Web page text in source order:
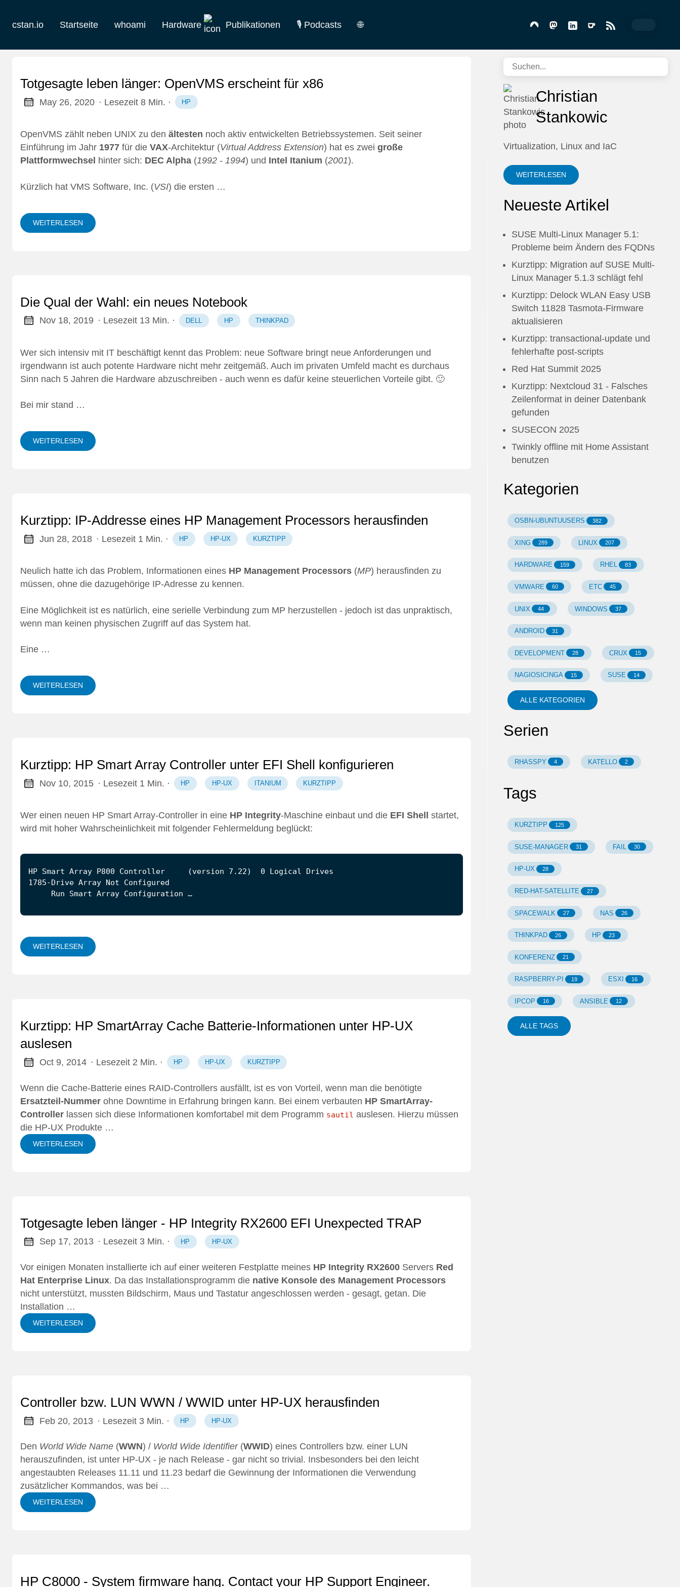
cstan.io Startseite whoami Hardware
Homelab
Retro
Publikationen 🎙️ Podcasts 🌐
Totgesagte leben länger: OpenVMS erscheint für x86
May 26, 2020 · Lesezeit 8 Min. · HP
OpenVMS zählt neben UNIX zu den ältesten noch aktiv entwickelten Betriebssystemen. Seit seiner
Einführung im Jahr 1977 für die VAX-Architektur (Virtual Address Extension) hat es zwei große
Plattformwechsel hinter sich: DEC Alpha (1992 - 1994) und Intel Itanium (2001).
Kürzlich hat VMS Software, Inc. (VSI) die ersten …
WEITERLESEN
Die Qual der Wahl: ein neues Notebook
Nov 18, 2019 · Lesezeit 13 Min. · DELL HP THINKPAD
Wer sich intensiv mit IT beschäftigt kennt das Problem: neue Software bringt neue Anforderungen und
irgendwann ist auch potente Hardware nicht mehr zeitgemäß. Auch im privaten Umfeld macht es durchaus
Sinn nach 5 Jahren die Hardware abzuschreiben - auch wenn es dafür keine steuerlichen Vorteile gibt. 🙂
Bei mir stand …
WEITERLESEN
Kurztipp: IP-Addresse eines HP Management Processors herausfinden
Jun 28, 2018 · Lesezeit 1 Min. · HP HP-UX KURZTIPP
Neulich hatte ich das Problem, Informationen eines HP Management Processors (MP) herausfinden zu
müssen, ohne die dazugehörige IP-Adresse zu kennen.
Eine Möglichkeit ist es natürlich, eine serielle Verbindung zum MP herzustellen - jedoch ist das unpraktisch,
wenn man keinen physischen Zugriff auf das System hat.
Eine …
WEITERLESEN
Kurztipp: HP Smart Array Controller unter EFI Shell konfigurieren
Nov 10, 2015 · Lesezeit 1 Min. · HP HP-UX ITANIUM KURZTIPP
Wer einen neuen HP Smart Array-Controller in eine HP Integrity-Maschine einbaut und die EFI Shell
startet,
wird mit hoher Wahrscheinlichkeit mit folgender Fehlermeldung beglückt:
Run Smart Array Configuration …
WEITERLESEN
Kurztipp: HP SmartArray Cache Batterie-Informationen unter HP-UX
auslesen
Oct 9, 2014 · Lesezeit 2 Min. · HP HP-UX KURZTIPP
Wenn die Cache-Batterie eines RAID-Controllers ausfällt, ist es von Vorteil, wenn man die benötigte
Ersatzteil-Nummer ohne Downtime in Erfahrung bringen kann. Bei einem verbauten HP SmartArray-
Controller lassen sich diese Informationen komfortabel mit dem Programm sautil auslesen. Hierzu müssen
die HP-UX Produkte …
WEITERLESEN
Totgesagte leben länger - HP Integrity RX2600 EFI Unexpected TRAP
Sep 17, 2013 · Lesezeit 3 Min. · HP HP-UX
Vor einigen Monaten installierte ich auf einer weiteren Festplatte meines HP Integrity RX2600 Servers Red
Hat Enterprise Linux. Da das Installationsprogramm die native Konsole des Management Processors
nicht unterstützt, mussten Bildschirm, Maus und Tastatur angeschlossen werden - gesagt, getan. Die
Installation …
WEITERLESEN
Controller bzw. LUN WWN / WWID unter HP-UX herausfinden
Feb 20, 2013 · Lesezeit 3 Min. · HP HP-UX
Den World Wide Name (WWN) / World Wide Identifier(WWID) eines Controllers bzw. einer LUN
herauszufinden, ist unter HP-UX - je nach Release - gar nicht so trivial. Insbesonders bei den leicht
angestaubten Releases 11.11 und 11.23 bedarf die Gewinnung der Informationen die Verwendung
zusätzlicher Kommandos, was bei …
WEITERLESEN
HP C8000 - System firmware hang. Contact your HP Support Engineer.
Christian
Stankowic
Virtualization, Linux and IaC
WEITERLESEN
Neueste Artikel
SUSE Multi-Linux Manager 5.1:
Probleme beim Ändern des FQDNs
Kurztipp: Migration auf SUSE Multi-
Linux Manager 5.1.3 schlägt fehl
Kurztipp: Delock WLAN Easy USB
Switch 11828 Tasmota-Firmware
aktualisieren
Kurztipp: transactional-update und
fehlerhafte post-scripts
Red Hat Summit 2025
Kurztipp: Nextcloud 31 - Falsches
Zeilenformat in deiner Datenbank
gefunden
SUSECON 2025
Twinkly offline mit Home Assistant
benutzen
Kategorien
OSBN-UBUNTUUSERS 382
XING 289 LINUX 207
HARDWARE 159 RHEL 83
VMWARE 60 ETC 45
UNIX 44 WINDOWS 37
ANDROID 31
DEVELOPMENT 28 CRUX 15
NAGIOSICINGA 15 SUSE 14
ALLE KATEGORIEN
Serien
RHASSPY 4 KATELLO 2
Tags
KURZTIPP 125
SUSE-MANAGER 31 FAIL 30
HP-UX 28
RED-HAT-SATELLITE 27
SPACEWALK 27 NAS 26
THINKPAD 26 HP 23
KONFERENZ 21
RASPBERRY-PI 19 ESXI 16
IPCOP 16 ANSIBLE 12
ALLE TAGS